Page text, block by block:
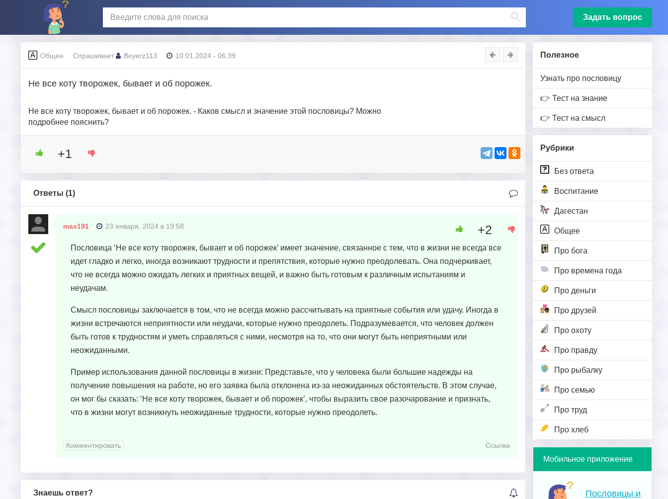
Задать вопрос
Полезное
Узнать про пословицу
👉 Тест на знание
👉 Тест на смысл
Рубрики
Без ответа
Воспитание
Дагестан
Общее
Про бога
Про времена года
Про деньги
Про друзей
Про охоту
Про правду
Про рыбалку
Про семью
Про труд
Про хлеб
Мобильное приложение
Пословицы и
Общее Спрашивает Boyerz113 10.01.2024 - 06:39
Не все коту творожек, бывает и об порожек.
Не все коту творожек, бывает и об порожек. - Каков смысл и значение этой пословицы? Можно
подробнее пояснить?
+1
Ответы (1)
max191 23 января, 2024 в 19:58
Пословица ‘Не все коту творожек, бывает и об порожек’ имеет значение, связанное с тем, что в жизни не всегда все
идет гладко и легко, иногда возникают трудности и препятствия, которые нужно преодолевать. Она подчеркивает,
что не всегда можно ожидать легких и приятных вещей, и важно быть готовым к различным испытаниям и
неудачам.
Смысл пословицы заключается в том, что не всегда можно рассчитывать на приятные события или удачу. Иногда в
жизни встречаются неприятности или неудачи, которые нужно преодолеть. Подразумевается, что человек должен
быть готов к трудностям и уметь справляться с ними, несмотря на то, что они могут быть неприятными или
неожиданными.
Пример использования данной пословицы в жизни: Представьте, что у человека были большие надежды на
получение повышения на работе, но его заявка была отклонена из-за неожиданных обстоятельств. В этом случае,
он мог бы сказать: ‘Не все коту творожек, бывает и об порожек’, чтобы выразить свое разочарование и признать,
что в жизни могут возникнуть неожиданные трудности, которые нужно преодолеть.
+2
Комментировать Ссылка
Знаешь ответ?